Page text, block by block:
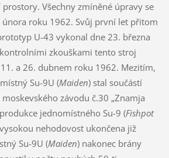
Všechny zmíněné úpravy se
roku 1962. Svůj první let přitom
U-43 vykonal dne 23. března
zkouškami tento stroj
a 26. dubnem roku 1962. Mezitím,
Su-9U (Maiden) stal součástí
závodu č.30 „Znamja
jednomístného Su-9 (Fishpot
nehodovost ukončena již
Su-9U (Maiden) nakonec brány